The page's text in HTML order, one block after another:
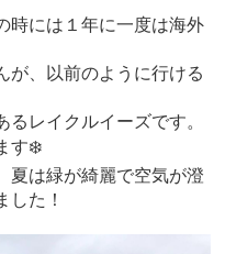
時には１年に一度は海外
が、以前のように行ける
レイクルイーズです。
す❄️
夏は緑が綺麗で空気が澄
した！